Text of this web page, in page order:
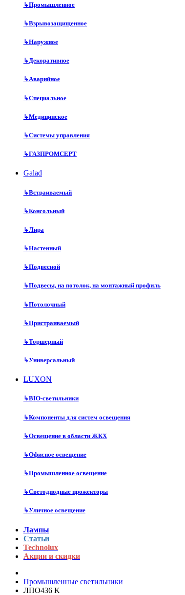
↳Промышленное
↳Взрывозащищенное
↳Наружное
↳Декоративное
↳Аварийное
↳Специальное
↳Медицинское
↳Системы управления
↳ГАЗПРОМСЕРТ
Galad
↳Встраиваемый
↳Консольный
↳Лира
↳Настенный
↳Подвесной
↳Подвесы, на потолок, на монтажный профиль
↳Потолочный
↳Пристраиваемый
↳Торшерный
↳Универсальный
LUXON
↳BIO-светильники
↳Компоненты для систем освещения
↳Освещение в области ЖКХ
↳Офисное освещение
↳Промышленное освещение
↳Светодиодные прожекторы
↳Уличное освещение
Лампы
Статьи
Technolux
Акции и скидки
Промышленные светильники
ЛПО436 K